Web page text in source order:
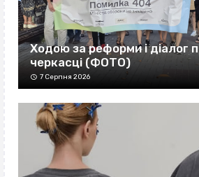
Ходою за реформи і діалог
черкасці (ФОТО)
7 Серпня 2026